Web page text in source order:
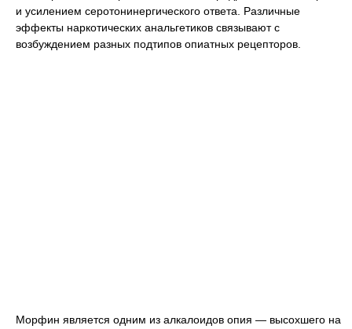
и усилением серотонинергического ответа. Различные
эффекты наркотических анальгетиков связывают с
возбуждением разных подтипов опиатных рецепторов.
Морфин является одним из алкалоидов опия — высохшего на